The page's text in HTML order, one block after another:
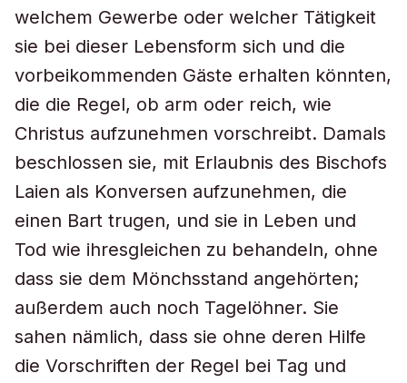
welchem Gewerbe oder welcher Tätigkeit
sie bei dieser Lebensform sich und die
vorbeikommenden Gäste erhalten könnten,
die die Regel, ob arm oder reich, wie
Christus aufzunehmen vorschreibt. Damals
beschlossen sie, mit Erlaubnis des Bischofs
Laien als Konversen aufzunehmen, die
einen Bart trugen, und sie in Leben und
Tod wie ihresgleichen zu behandeln, ohne
dass sie dem Mönchsstand angehörten;
außerdem auch noch Tagelöhner. Sie
sahen nämlich, dass sie ohne deren Hilfe
die Vorschriften der Regel bei Tag und